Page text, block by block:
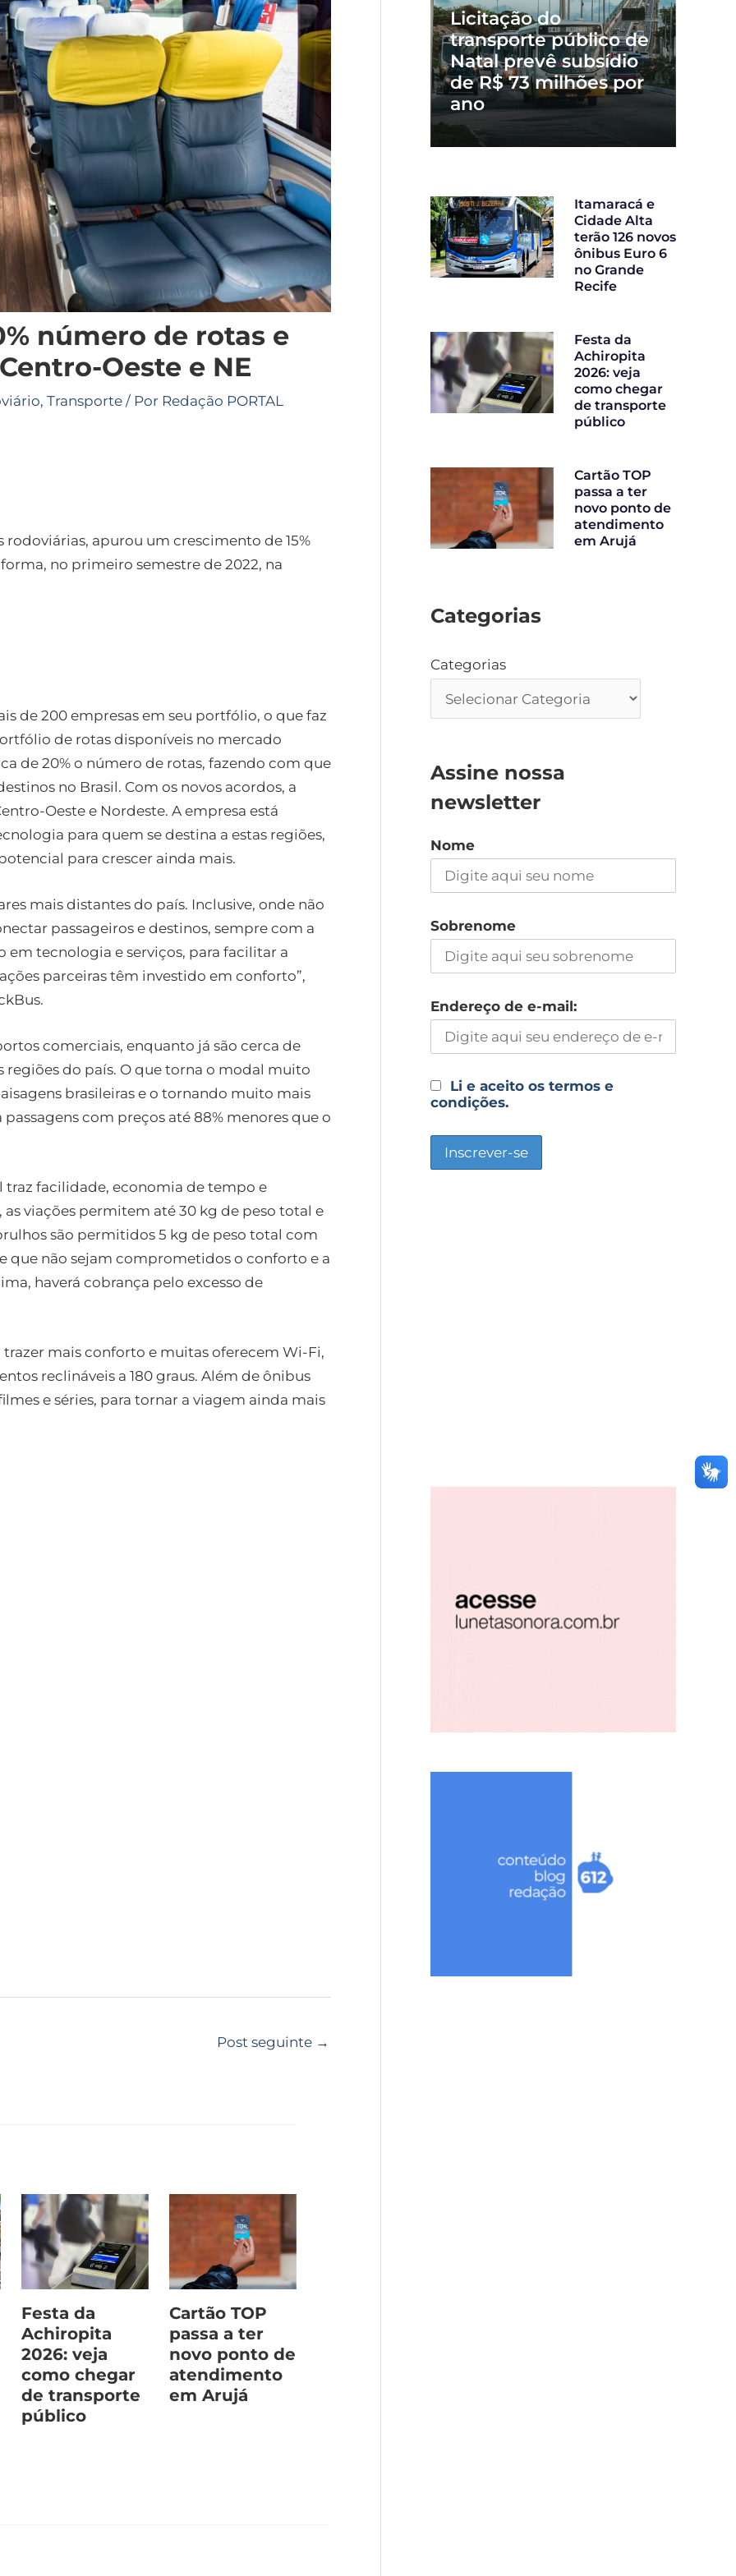
número de rotas e
Oeste e NE
, Transporte / Por Redação PORTAL
apurou um crescimento de 15%
no primeiro semestre de 2022, na
de 200 empresas em seu portfólio, o que faz
de rotas disponíveis no mercado
de 20% o número de rotas, fazendo com que
no Brasil. Com os novos acordos, a
Oeste e Nordeste. A empresa está
para quem se destina a estas regiões,
para crescer ainda mais.
mais distantes do país. Inclusive, onde não
passageiros e destinos, sempre com a
tecnologia e serviços, para facilitar a
parceiras têm investido em conforto”,
comerciais, enquanto já são cerca de
regiões do país. O que torna o modal muito
brasileiras e o tornando muito mais
com preços até 88% menores que o
facilidade, economia de tempo e
viações permitem até 30 kg de peso total e
são permitidos 5 kg de peso total com
que não sejam comprometidos o conforto e a
haverá cobrança pelo excesso de
trazer mais conforto e muitas oferecem Wi-Fi,
reclináveis a 180 graus. Além de ônibus
e séries, para tornar a viagem ainda mais
Post seguinte →
Festa da
Achiropita
2026: veja
como chegar
de transporte
público
Cartão TOP
passa a ter
novo ponto de
atendimento
em Arujá
Licitação do
transporte público de
Natal prevê subsídio
de R$ 73 milhões por
ano
Itamaracá e
Cidade Alta
terão 126 novos
ônibus Euro 6
no Grande
Recife
Festa da
Achiropita
2026: veja
como chegar
de transporte
público
Cartão TOP
passa a ter
novo ponto de
atendimento
em Arujá
Categorias
Categorias
Assine nossa
newsletter
Nome
Sobrenome
Endereço de e-mail:
Li e aceito os termos e
condições.